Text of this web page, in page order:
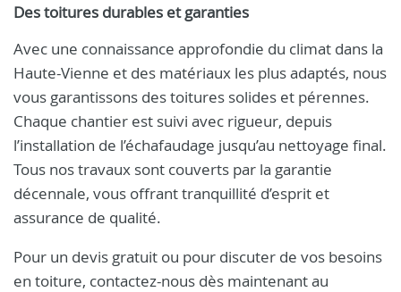
Des toitures durables et garanties
Avec une connaissance approfondie du climat dans la
Haute-Vienne et des matériaux les plus adaptés, nous
vous garantissons des toitures solides et pérennes.
Chaque chantier est suivi avec rigueur, depuis
l’installation de l’échafaudage jusqu’au nettoyage final.
Tous nos travaux sont couverts par la garantie
décennale, vous offrant tranquillité d’esprit et
assurance de qualité.
Pour un devis gratuit ou pour discuter de vos besoins
en toiture, contactez-nous dès maintenant au